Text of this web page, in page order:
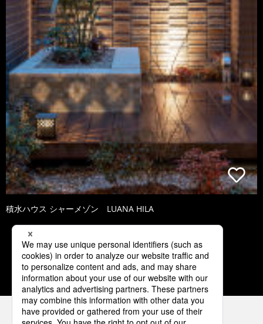
積水ハウス シャーメゾン LUANA HILA
1 2 3 4 5
パナソニックの電気設備 SNSアカウント